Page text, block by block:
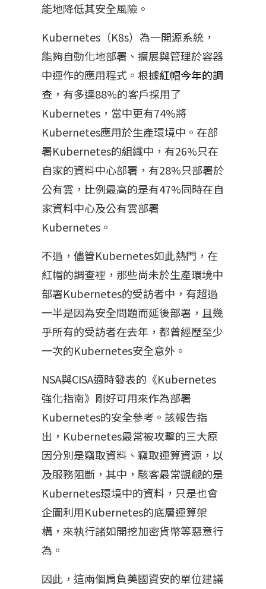
能地降低其安全風險。
Kubernetes（K8s）為一開源系統，
能夠自動化地部署、擴展與管理於容器
中運作的應用程式。根據紅帽今年的調
查 ，有多達88%的客戶採用了
Kubernetes，當中更有74%將
Kubernetes應用於生產環境中。在部
署Kubernetes的組織中，有26%只在
自家的資料中心部署，有28%只部署於
公有雲，比例最高的是有47%同時在自
家資料中心及公有雲部署
Kubernetes。
不過，儘管Kubernetes如此熱門，在
紅帽的調查裡，那些尚未於生產環境中
部署Kubernetes的受訪者中，有超過
一半是因為安全問題而延後部署，且幾
乎所有的受訪者在去年，都曾經歷至少
一次的Kubernetes安全意外。
NSA與CISA適時發表的《Kubernetes
強化指南》剛好可用來作為部署
Kubernetes的安全參考。該報告指
出，Kubernetes最常被攻擊的三大原
因分別是竊取資料、竊取運算資源，以
及服務阻斷，其中，駭客最常覬覦的是
Kubernetes環境中的資料，只是也會
企圖利用Kubernetes的底層運算架
構，來執行諸如開挖加密貨幣等惡意行
為。
因此，這兩個肩負美國資安的單位建議